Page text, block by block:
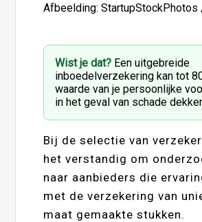
Afbeelding: StartupStockPhotos
Wist je dat? Een uitgebreide
inboedelverzekering kan tot
waarde van je persoonlijke
in het geval van schade
Bij de selectie van
het verstandig om
naar aanbieders die
met de verzekering van
maat gemaakte stukken.